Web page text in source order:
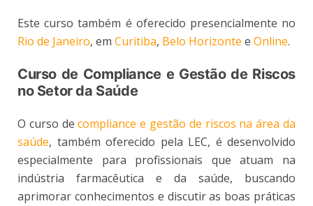
Este curso também é oferecido presencialmente no
Rio de Janeiro, em Curitiba, Belo Horizonte e Online.
Curso de Compliance e Gestão de Riscos
no Setor da Saúde
O curso decompliance e gestão de riscos na área da
saúde, também oferecido pela LEC, é desenvolvido
especialmente para profissionais que atuam na
indústria farmacêutica e da saúde, buscando
aprimorar conhecimentos e discutir as boas práticas